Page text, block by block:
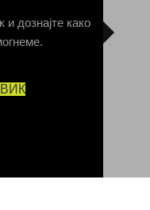
и дознајте како